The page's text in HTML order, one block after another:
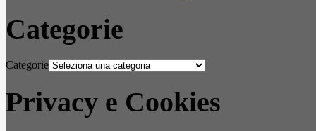
Categorie
Categorie
Privacy e Cookies